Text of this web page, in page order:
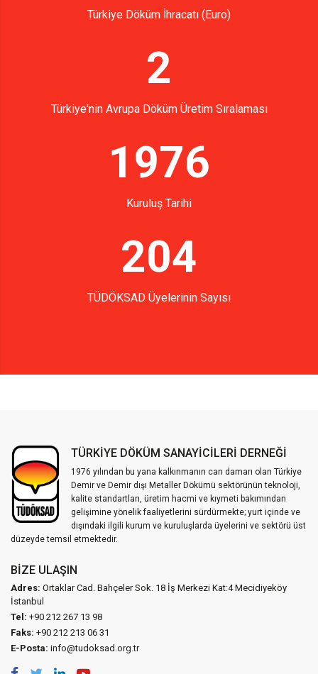
Türkiye Döküm İhracatı (Euro)
2
Türkiye'nin Avrupa Döküm Üretim Sıralaması
1976
Kuruluş Tarihi
204
TÜDÖKSAD Üyelerinin Sayısı
TÜRKİYE DÖKÜM SANAYİCİLERİ DERNEĞİ
1976 yılından bu yana kalkınmanın can damarı olan Türkiye
Demir ve Demir dışı Metaller Dökümü sektörünün teknoloji,
kalite standartları, üretim hacmi ve kıymeti bakımından
gelişimine yönelik faaliyetlerini sürdürmekte; yurt içinde ve
dışındaki ilgili kurum ve kuruluşlarda üyelerini ve sektörü üst
düzeyde temsil etmektedir.
BIZE ULAŞIN
Adres: Ortaklar Cad. Bahçeler Sok. 18 İş Merkezi Kat:4 Mecidiyeköy
İstanbul
Tel: +90 212 267 13 98
Faks: +90 212 213 06 31
E-Posta: info@tudoksad.org.tr